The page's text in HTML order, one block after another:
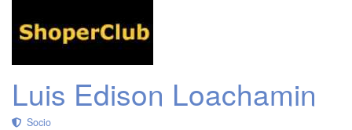
Luis Edison Loachamin
Socio